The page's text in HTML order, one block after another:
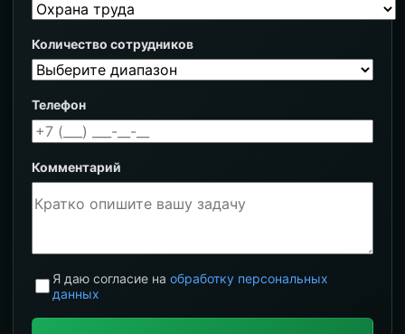
Количество сотрудников
Телефон
Комментарий
Я даю согласие на обработку персональных
данных